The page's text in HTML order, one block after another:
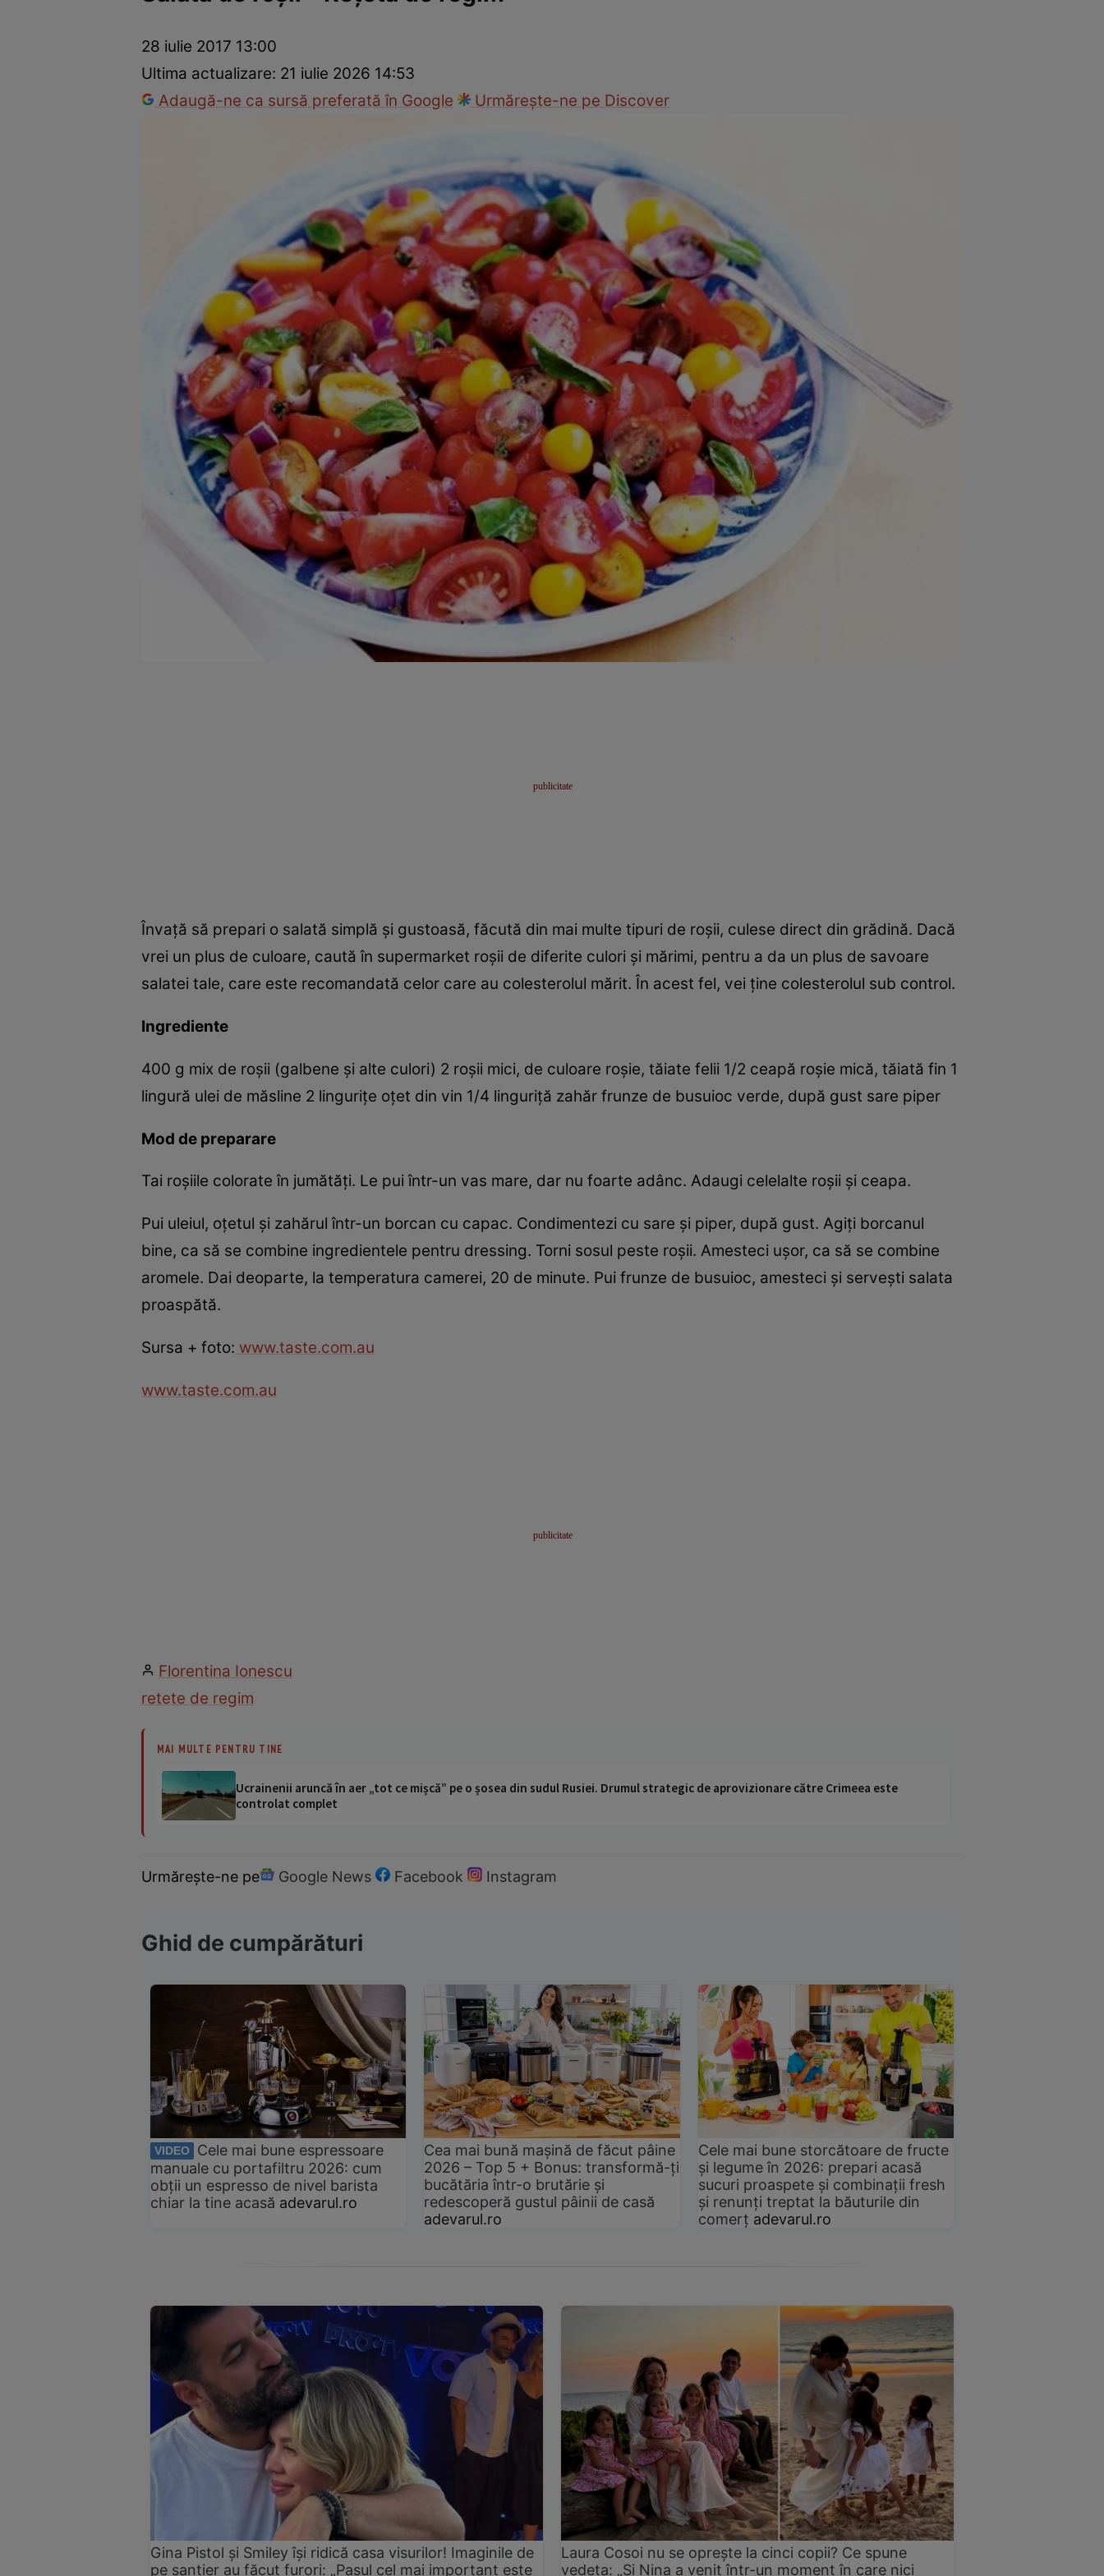
Mâncăruri rapideRețete cu legume
28 iulie 2017 13:00
Ultima actualizare: 21 iulie 2026 14:53
Adaugă-ne ca sursă preferată în Google
Urmărește-ne pe Discover
Învaţă să prepari o salată simplă şi gustoasă, făcută din mai multe tipuri de roşii, culese direct din grădină. Dacă
vrei un plus de culoare, caută în supermarket roşii de diferite culori şi mărimi, pentru a da un plus de savoare
salatei tale, care este recomandată celor care au colesterolul mărit. În acest fel, vei ţine colesterolul sub control.
Ingrediente
400 g mix de roşii (galbene şi alte culori) 2 roşii mici, de culoare roşie, tăiate felii 1/2 ceapă roşie mică, tăiată fin 1
lingură ulei de măsline 2 linguriţe oţet din vin 1/4 linguriţă zahăr frunze de busuioc verde, după gust sare piper
Mod de preparare
Tai roşiile colorate în jumătăţi. Le pui într-un vas mare, dar nu foarte adânc. Adaugi celelalte roşii şi ceapa.
Pui uleiul, oţetul şi zahărul într-un borcan cu capac. Condimentezi cu sare şi piper, după gust. Agiţi borcanul
bine, ca să se combine ingredientele pentru dressing. Torni sosul peste roşii. Amesteci uşor, ca să se combine
aromele. Dai deoparte, la temperatura camerei, 20 de minute. Pui frunze de busuioc, amesteci şi serveşti salata
proaspătă.
Sursa + foto: www.taste.com.au
www.taste.com.au
Florentina Ionescu
retete de regim
MAI MULTE PENTRU TINE
Ucrainenii aruncă în aer „tot ce mișcă” pe o șosea din sudul Rusiei. Drumul strategic de aprovizionare către Crimeea este
controlat complet
Urmărește-ne pe Google News Facebook Instagram
Ghid de cumpărături
VIDEO
Cele mai bune espressoare
manuale cu portafiltru 2026: cum
obții un espresso de nivel barista
chiar la tine acasă adevarul.ro
Cea mai bună mașină de făcut pâine
2026 – Top 5 + Bonus: transformă-ți
bucătăria într-o brutărie și
redescoperă gustul pâinii de casă
adevarul.ro
Cele mai bune storcătoare de fructe
și legume în 2026: prepari acasă
sucuri proaspete și combinații fresh
și renunți treptat la băuturile din
comerț adevarul.ro
Gina Pistol și Smiley își ridică casa visurilor! Imaginile de
pe șantier au făcut furori: „Pasul cel mai important este
Laura Cosoi nu se oprește la cinci copii? Ce spune
vedeta: „Și Nina a venit într-un moment în care nici